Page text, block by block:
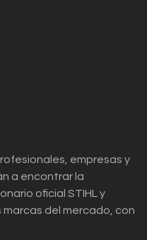
empresas y
a encontrar la
oficial STIHL y
del mercado, con